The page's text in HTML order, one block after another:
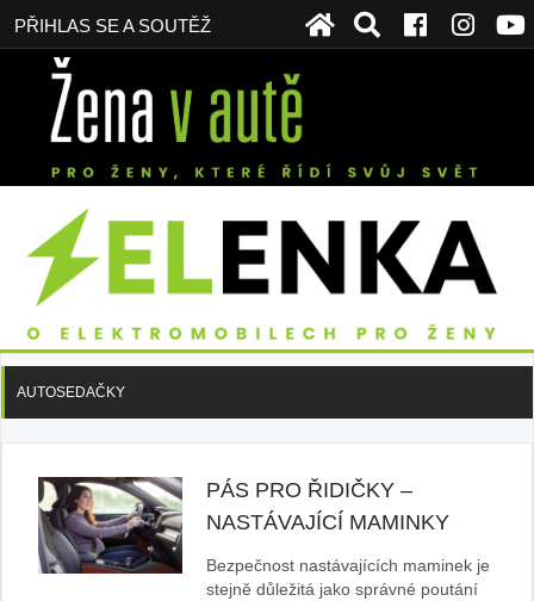
PŘIHLAS SE A SOUTĚŽ
AUTOSEDAČKY
PÁS PRO ŘIDIČKY –
NASTÁVAJÍCÍ MAMINKY
Bezpečnost nastávajících maminek je
stejně důležitá jako správné poutání